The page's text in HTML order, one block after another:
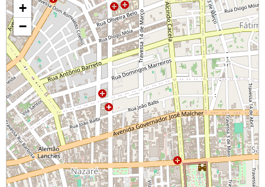
+
−